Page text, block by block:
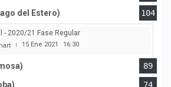
del Estero)
104
- 2020/21 Fase Regular
| 15 Ene 2021 16:30
89
74